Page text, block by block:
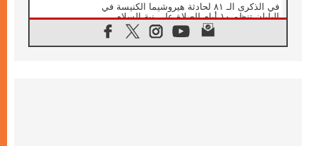
في الذكرى الـ ٨١ لحادثة هيروشيما الكنيسة في
اليابان تنظم ١٠ أيام للصلاة على نية السلام
الكنيسة في الأوروغواي: زيارة البابا ستعزز